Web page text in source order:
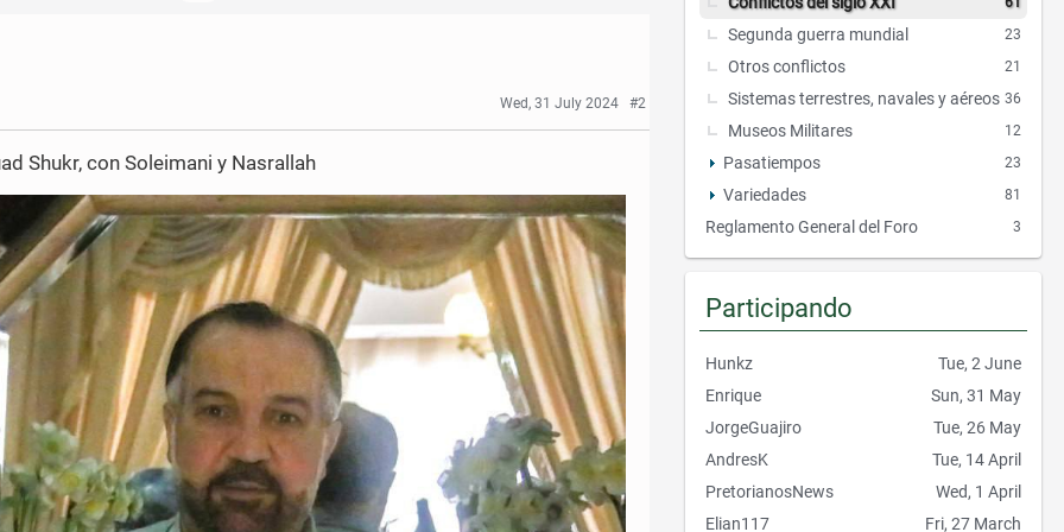
Wed, 31 July 2024 #2
Shukr, con Soleimani y Nasrallah
23
Segunda guerra mundial
21
Otros conflictos
36
Sistemas terrestres, navales y aéreos
12
Museos Militares
23
Pasatiempos
81
Variedades
3
Reglamento General del Foro
Participando
Tue, 2 June
Hunkz
Sun, 31 May
Enrique
Tue, 26 May
JorgeGuajiro
Tue, 14 April
AndresK
Wed, 1 April
PretorianosNews
Fri, 27 March
Elian117